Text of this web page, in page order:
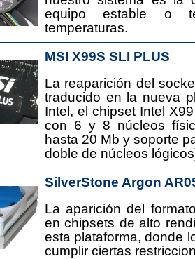
equipo estable o
temperaturas.
MSI X99S SLI PLUS
La reaparición del
traducido en la nueva
Intel, el chipset Intel
con 6 y 8 núcleos
hasta 20 Mb y soporte
doble de núcleos
SilverStone Argon
La aparición del
en chipsets de alto
esta plataforma, donde
cumplir ciertas